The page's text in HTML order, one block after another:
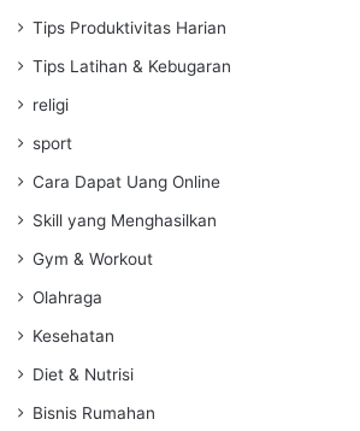
Tips Produktivitas Harian
Tips Latihan & Kebugaran
religi
sport
Cara Dapat Uang Online
Skill yang Menghasilkan
Gym & Workout
Olahraga
Kesehatan
Diet & Nutrisi
Bisnis Rumahan